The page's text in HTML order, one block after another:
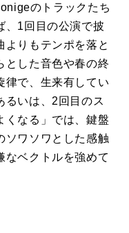
のトラックたち
、1回目の公演で披
よりもテンポを落と
とした音色や春の終
律で、生来有してい
るいは、2回目のス
くなる」では、鍵盤
ソワソワとした感触
なベクトルを強めて